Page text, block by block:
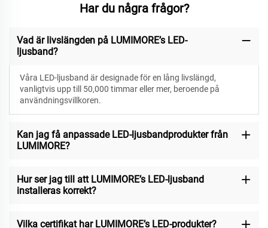
Har du några frågor?
Vad är livslängden på LUMIMORE’s LED-
ljusband?
Våra LED-ljusband är designade fören lång livslängd,
vanligtvis upp till 50,000 timmar eller mer, beroende på
användningsvillkoren.
Kan jag få anpassade LED-ljusbandprodukter från
LUMIMORE?
Hur ser jag till att LUMIMORE’s LED-ljusband
installeras korrekt?
Vilka certifikat har LUMIMORE’s LED-produkter?